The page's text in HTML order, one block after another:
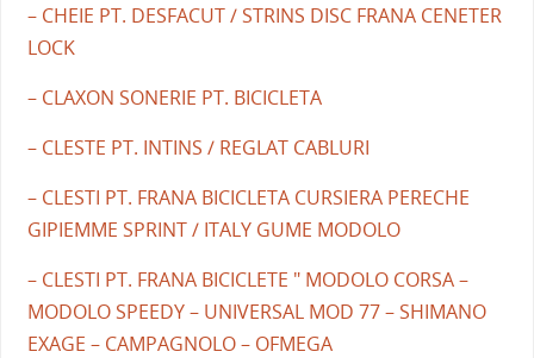
– CHEIE PT. DESFACUT / STRINS DISC FRANA CENETER
LOCK
– CLAXON SONERIE PT. BICICLETA
– CLESTE PT. INTINS / REGLAT CABLURI
– CLESTI PT. FRANA BICICLETA CURSIERA PERECHE
GIPIEMME SPRINT / ITALY GUME MODOLO
– CLESTI PT. FRANA BICICLETE " MODOLO CORSA –
MODOLO SPEEDY – UNIVERSAL MOD 77 – SHIMANO
EXAGE – CAMPAGNOLO – OFMEGA